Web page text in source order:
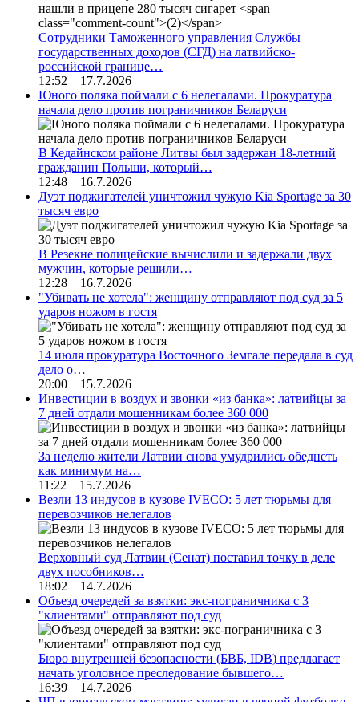
Сотрудники Таможенного управления Службы
государственных доходов (СГД) на латвийско-
российской границе…
12:52 17.7.2026
Юного поляка поймали с 6 нелегалами. Прокуратура
начала дело против пограничников Беларуси
В Кедайнском районе Литвы был задержан 18-летний
гражданин Польши, который…
12:48 16.7.2026
Дуэт поджигателей уничтожил чужую Kia Sportage за 30
тысяч евро
В Резекне полицейские вычислили и задержали двух
мужчин, которые решили…
12:28 16.7.2026
"Убивать не хотела": женщину отправляют под суд за 5
ударов ножом в гостя
14 июля прокуратура Восточного Земгале передала в суд
дело о…
20:00 15.7.2026
Инвестиции в воздух и звонки «из банка»: латвийцы за
7 дней отдали мошенникам более 360 000
За неделю жители Латвии снова умудрились обеднеть
как минимум на…
11:22 15.7.2026
Везли 13 индусов в кузове IVECO: 5 лет тюрьмы для
перевозчиков нелегалов
Верховный суд Латвии (Сенат) поставил точку в деле
двух пособников…
18:02 14.7.2026
Объезд очередей за взятки: экс-пограничника с 3
"клиентами" отправляют под суд
Бюро внутренней безопасности (БВБ, IDB) предлагает
начать уголовное преследование бывшего…
16:39 14.7.2026